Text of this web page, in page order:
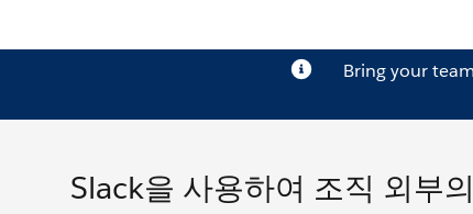
Bring your
Slack을 사용하여 조직 외부